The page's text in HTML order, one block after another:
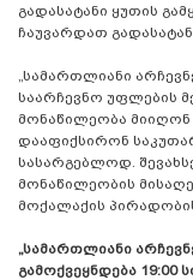
გადასატანი ყუთის
ჩაუვარდათ
„სამართლიანი
საარჩევნო უფლების
მონაწილეობა
დააფიქსირონ
სასარგებლოდ.
მონაწილეობის
მოქალაქის
„სამართლიანი
გამოქვეყნდება 19:00